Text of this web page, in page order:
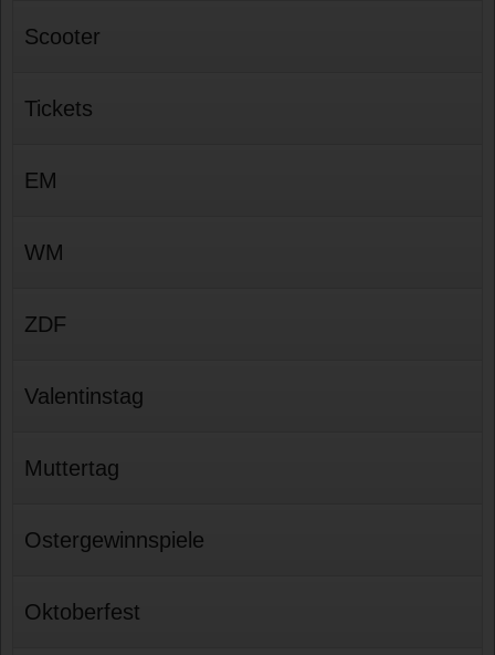
Scooter
Tickets
EM
WM
ZDF
Valentinstag
Muttertag
Ostergewinnspiele
Oktoberfest